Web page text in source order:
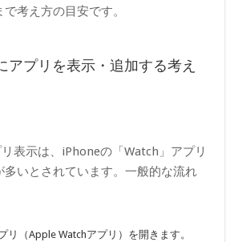
考え方の目安です。
アプリを表示・追加する考え
表示は、iPhoneの「Watch」アプリ
多いとされています。一般的な流れ
リ（Apple Watchアプリ）を開きます。